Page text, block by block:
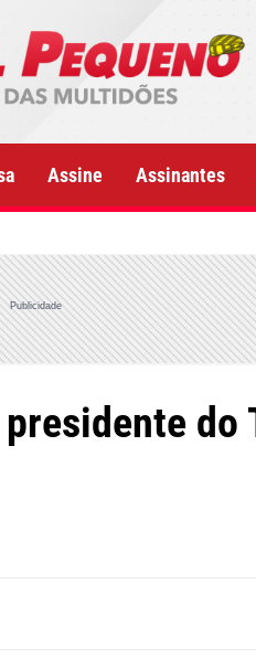
Assine Assinantes
Publicidade